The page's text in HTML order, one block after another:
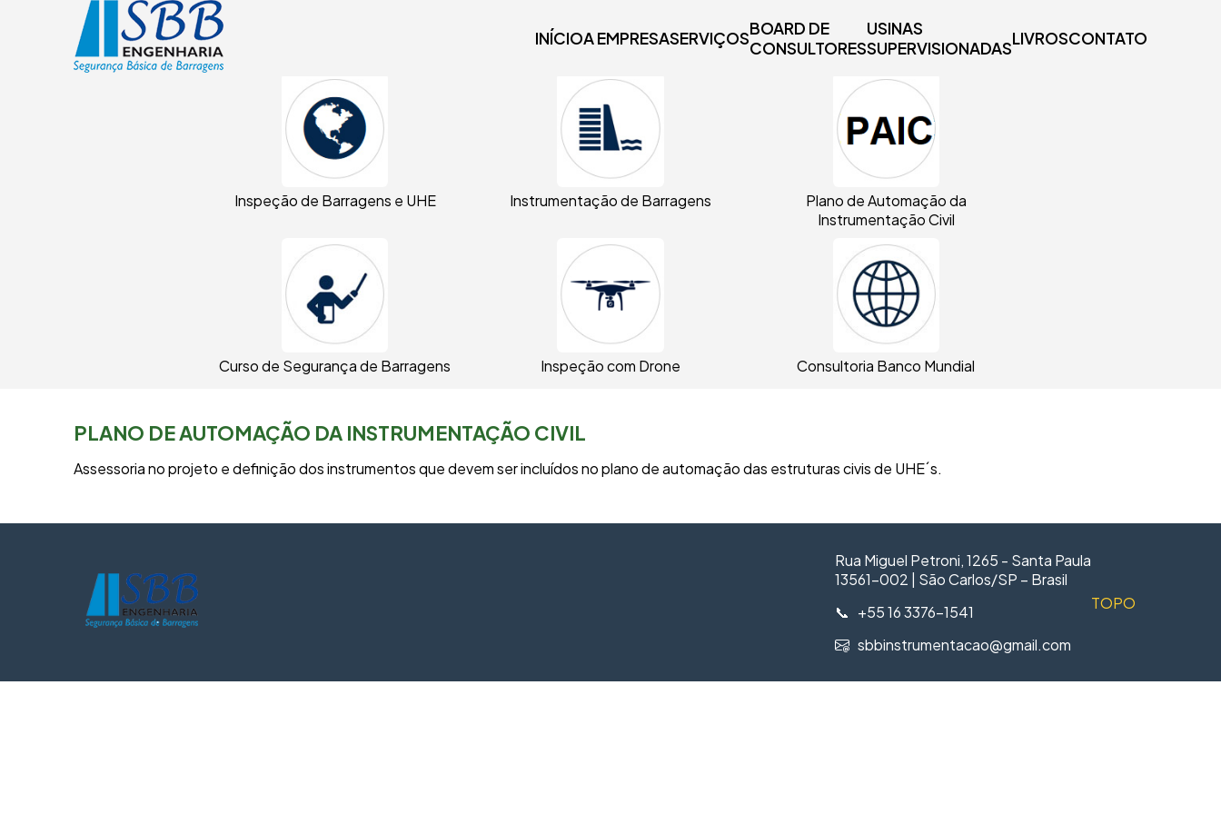
INÍCIOA EMPRESASERVIÇOSBOARD DE
CONSULTORES
USINAS
SUPERVISIONADASLIVROSCONTATO
Inspeção de Barragens e UHE Instrumentação de Barragens
Plano de Automação da
Instrumentação Civil
Curso de Segurança de Barragens Inspeção com Drone Consultoria Banco Mundial
PLANO DE AUTOMAÇÃO DA INSTRUMENTAÇÃO CIVIL
Assessoria no projeto e definição dos instrumentos que devem ser incluídos no plano de automação das estruturas civis de UHE´s.
Rua Miguel Petroni, 1265 - Santa Paula
13561-002 | São Carlos/SP – Brasil
📞 +55 16 3376-1541
sbbinstrumentacao@gmail.com
TOPO